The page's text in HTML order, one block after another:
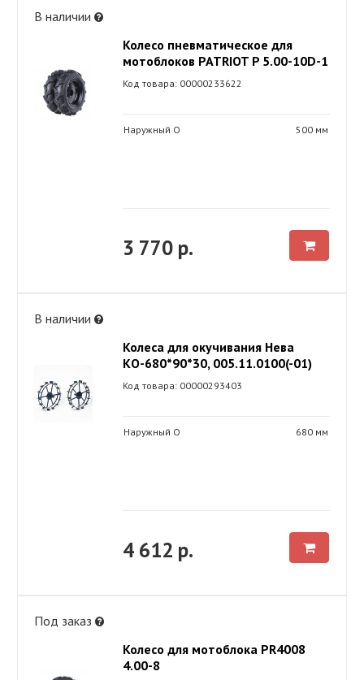
В наличии
Колесо пневматическое для
мотоблоков PATRIOT P 5.00-10D-1
Код товара: 00000233622
Наружный O 500 мм
3 770 р.
В наличии
Колеса для окучивания Нева
КО-680*90*30, 005.11.0100(-01)
Код товара: 00000293403
Наружный O 680 мм
4 612 р.
Под заказ
Колесо для мотоблока PR4008
4.00-8